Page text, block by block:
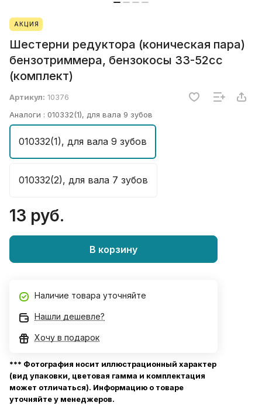
АКЦИЯ
Шестерни редуктора (коническая пара)
бензотриммера, бензокосы 33-52сс
(комплект)
Артикул: 10376
Аналоги : 010332(1), для вала 9 зубов
010332(1), для вала 9 зубов
010332(2), для вала 7 зубов
13 руб.
В корзину
Наличие товара уточняйте
Нашли дешевле?
Хочу в подарок
*** Фотография носит иллюстрационный характер
(вид упаковки, цветовая гамма и комплектация
может отличаться). Информацию о товаре
уточняйте у менеджеров.